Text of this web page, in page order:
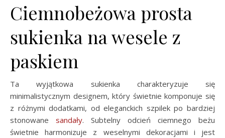
Ciemnobeżowa prosta
sukienka na wesele z
paskiem
Ta wyjątkowa sukienka charakteryzuje się
minimalistycznym designem, który świetnie komponuje się
z różnymi dodatkami, od eleganckich szpilek po bardziej
stonowane sandały. Subtelny odcień ciemnego beżu
świetnie harmonizuje z weselnymi dekoracjami i jest